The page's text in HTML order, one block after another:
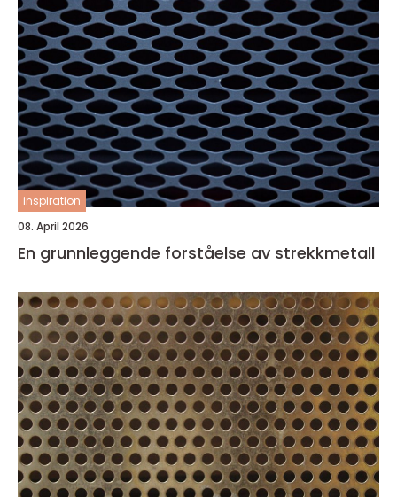
inspiration
08. April 2026
En grunnleggende forståelse av strekkmetall